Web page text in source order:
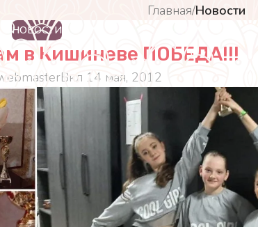
Главная/Новости
НОВОСТИ
в Кишиневе ПОБЕДА!!!
Вкл 14 мая, 2012